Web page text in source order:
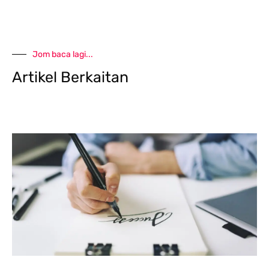
Jom baca lagi...
Artikel Berkaitan